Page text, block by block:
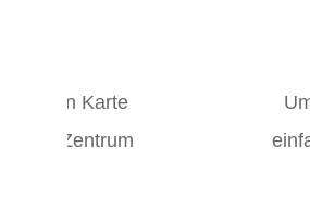
Karte
das Zentrum